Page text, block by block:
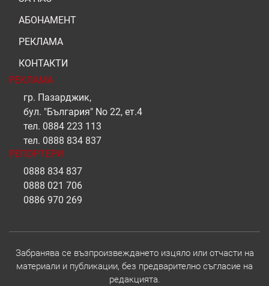
АБОНАМЕНТ
РЕКЛАМА
КОНТАКТИ
РЕКЛАМА
гр. Пазарджик,
бул. "България" No 22, ет.4
тел. 0884 223 113
тел. 0888 834 837
РЕПОРТЕРИ
0888 834 837
0888 021 706
0886 970 269
Забранява се възпроизвеждането изцяло или отчасти на
материали и публикации, без предварително съгласие на
редакцията.